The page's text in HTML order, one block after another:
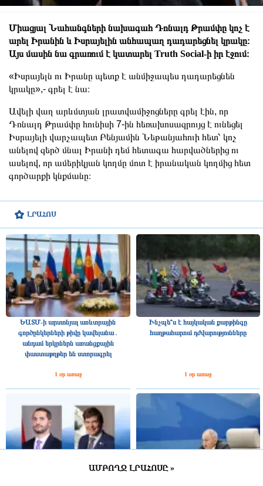
ԼՐԱՀՈՍ
ԵԱՏՄ-ի արտոնյալ առևտրային
գործընկերների թիվը կավելանա․
անդամ երկրներն առանցքային
փաստաթղթեր են ստորագրել
1 օր առաջ
Ինչպե՞ս է հայկական քարթինգը
հաղթահարում դժվարությունները
1 օր առաջ
ԱՄԲՈՂՋ ԼՐԱՀՈՍԸ »
Միացյալ Նահանգների նախագահ Դոնալդ Թրամփը կոչ է
արել Իրանին և Իսրայելին անհապաղ դադարեցնել կրակը։
Այս մասին նա գրառում է կատարել Truth Social-ի իր էջում։
«Իսրայելն ու Իրանը պետք է անմիջապես դադարեցնեն
կրակը»,- գրել է նա։
Ավելի վաղ արևմտյան լրատվամիջոցները գրել էին, որ
Դոնալդ Թրամփը հունիսի 7-ին հեռախոսազրույց է ունեցել
Իսրայելի վարչապետ Բենյամին Նեթանյահուի հետ՝ կոչ
անելով զերծ մնալ Իրանի դեմ հետագա հարվածներից ու
ասելով, որ ամերիկյան կողմը մոտ է իրանական կողմից հետ
գործարքի կնքմանը։